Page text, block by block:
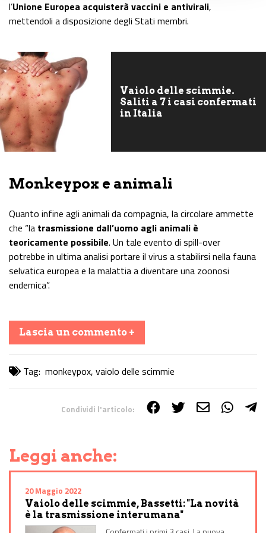
l’Unione Europea acquisterà vaccini e antivirali,
mettendoli a disposizione degli Stati membri.
Vaiolo delle scimmie.
Saliti a 7 i casi confermati
in Italia
Monkeypox e animali
Quanto infine agli animali da compagnia, la circolare ammette
che “la trasmissione dall’uomo agli animali è
teoricamente possibile. Un tale evento di spill-over
potrebbe in ultima analisi portare il virus a stabilirsi nella fauna
selvatica europea e la malattia a diventare una zoonosi
endemica”.
Lascia un commento +
Tag: monkeypox, vaiolo delle scimmie
Condividi l'articolo:
Leggi anche:
20 Maggio 2022
Vaiolo delle scimmie, Bassetti: "La novità
è la trasmissione interumana"